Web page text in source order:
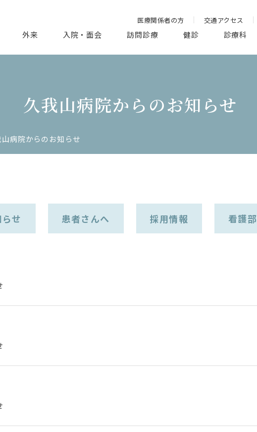
医療関係者の方 交通アクセス
外来 入院・面会 訪問診療 健診 診療科
久我山病院からのお知らせ
病院からのお知らせ
せ 患者さんへ 採用情報 看護部